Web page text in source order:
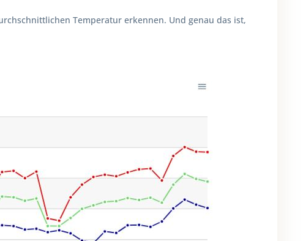
Temperatur erkennen. Und genau das ist,